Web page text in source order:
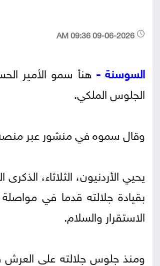
السوسنة - هنأ سمو الأمير
الجلوس الملكي.
وقال سموه في منشور عبر منصة
يحيي الأردنيون، الثلاثاء،
بقيادة جلالته قدما في
الاستقرار والسلام.